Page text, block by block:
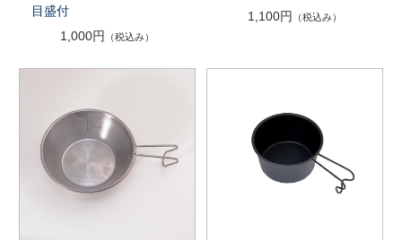
目盛付
1,000円
（税込み）
1,100円
（税込み）